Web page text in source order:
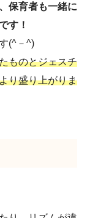
保育者も一緒に
す！
(^－^)
ものとジェスチ
り盛り上がりま